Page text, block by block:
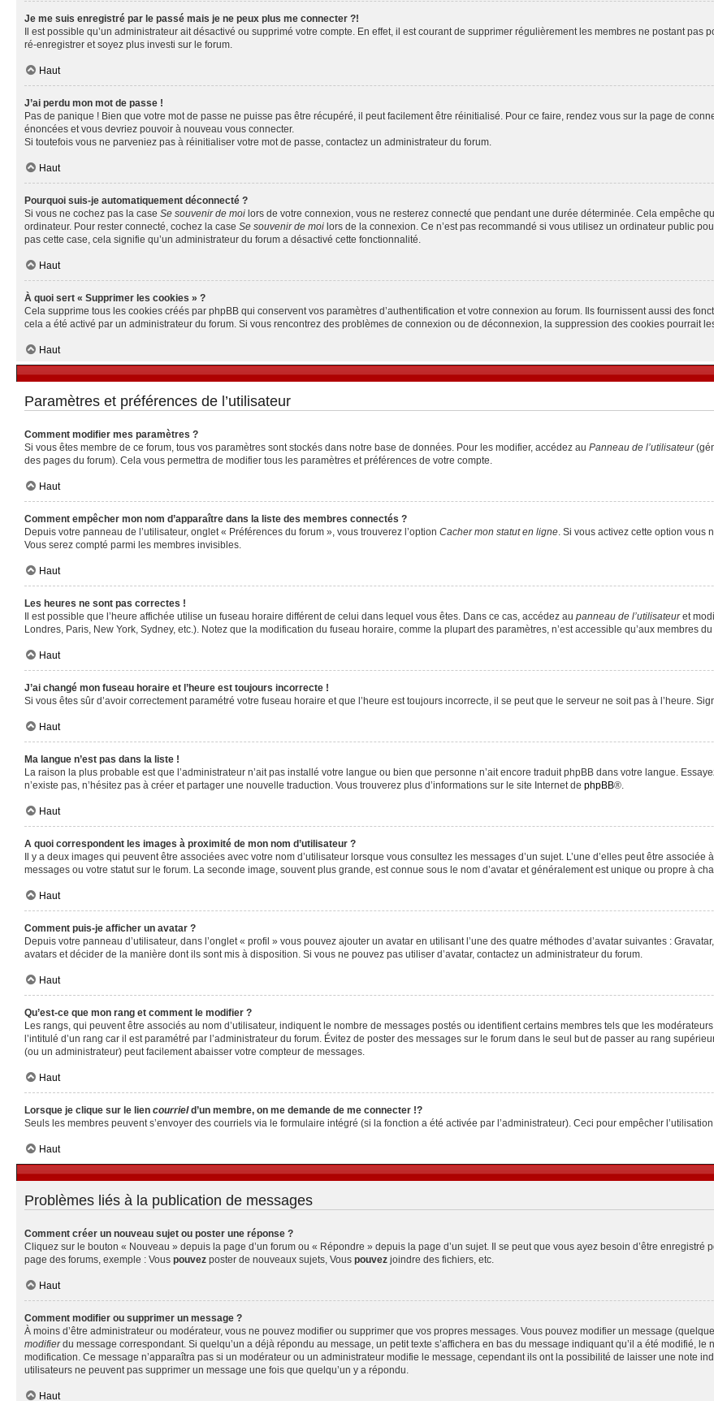
Je me suis enregistré par le passé mais je ne peux plus me connecter ?!
Il est possible qu’un administrateur ait désactivé ou supprimé votre compte. En effet, il est courant de supprimer régulièrement les membres ne postant
ré-enregistrer et soyez plus investi sur le forum.
Haut
J’ai perdu mon mot de passe !
Pas de panique ! Bien que votre mot de passe ne puisse pas être récupéré, il peut facilement être réinitialisé. Pour ce faire, rendez vous sur la page de
énoncées et vous devriez pouvoir à nouveau vous connecter.
Si toutefois vous ne parveniez pas à réinitialiser votre mot de passe, contactez un administrateur du forum.
Haut
Pourquoi suis-je automatiquement déconnecté ?
Si vous ne cochez pas la case Se souvenir de moi lors de votre connexion, vous ne resterez connecté que pendant une durée déterminée. Cela empêche
ordinateur. Pour rester connecté, cochez la case Se souvenir de moi lors de la connexion. Ce n’est pas recommandé si vous utilisez un ordinateur public
pas cette case, cela signifie qu’un administrateur du forum a désactivé cette fonctionnalité.
Haut
À quoi sert « Supprimer les cookies » ?
Cela supprime tous les cookies créés par phpBB qui conservent vos paramètres d’authentification et votre connexion au forum. Ils fournissent aussi des
cela a été activé par un administrateur du forum. Si vous rencontrez des problèmes de connexion ou de déconnexion, la suppression des cookies pourrait
Haut
Paramètres et préférences de l’utilisateur
Comment modifier mes paramètres ?
Si vous êtes membre de ce forum, tous vos paramètres sont stockés dans notre base de données. Pour les modifier, accédez au Panneau de l’utilisateur
des pages du forum). Cela vous permettra de modifier tous les paramètres et préférences de votre compte.
Haut
Comment empêcher mon nom d’apparaître dans la liste des membres connectés ?
Depuis votre panneau de l’utilisateur, onglet « Préférences du forum », vous trouverez l’option Cacher mon statut en ligne. Si vous activez cette option vous
Vous serez compté parmi les membres invisibles.
Haut
Les heures ne sont pas correctes !
Il est possible que l’heure affichée utilise un fuseau horaire différent de celui dans lequel vous êtes. Dans ce cas, accédez au panneau de l’utilisateuret
Londres, Paris, New York, Sydney, etc.). Notez que la modification du fuseau horaire, comme la plupart des paramètres, n’est accessible qu’aux membres
Haut
J’ai changé mon fuseau horaire et l’heure est toujours incorrecte !
Si vous êtes sûr d’avoir correctement paramétré votre fuseau horaire et que l’heure est toujours incorrecte, il se peut que le serveur ne soit pas à l’heure.
Haut
Ma langue n’est pas dans la liste !
La raison la plus probable est que l’administrateur n’ait pas installé votre langue ou bien que personne n’ait encore traduit phpBB dans votre langue.
n’existe pas, n’hésitez pas à créer et partager une nouvelle traduction. Vous trouverez plus d’informations sur le site Internet de phpBB®.
Haut
A quoi correspondent les images à proximité de mon nom d’utilisateur ?
Il y a deux images qui peuvent être associées avec votre nom d’utilisateur lorsque vous consultez les messages d’un sujet. L’une d’elles peut être
messages ou votre statut sur le forum. La seconde image, souvent plus grande, est connue sous le nom d’avatar et généralement est unique ou propre à
Haut
Comment puis-je afficher un avatar ?
Depuis votre panneau d’utilisateur, dans l’onglet « profil » vous pouvez ajouter un avatar en utilisant l’une des quatre méthodes d’avatar suivantes :
avatars et décider de la manière dont ils sont mis à disposition. Si vous ne pouvez pas utiliser d’avatar, contactez un administrateur du forum.
Haut
Qu’est-ce que mon rang et comment le modifier ?
Les rangs, qui peuvent être associés au nom d’utilisateur, indiquent le nombre de messages postés ou identifient certains membres tels que les
l’intitulé d’un rang car il est paramétré par l’administrateur du forum. Évitez de poster des messages sur le forum dans le seul but de passer au rang
(ou un administrateur) peut facilement abaisser votre compteur de messages.
Haut
Lorsque je clique sur le lien courrield’un membre, on me demande de me connecter !?
Seuls les membres peuvent s’envoyer des courriels via le formulaire intégré (si la fonction a été activée par l’administrateur). Ceci pour empêcher
Haut
Problèmes liés à la publication de messages
Comment créer un nouveau sujet ou poster une réponse ?
Cliquez sur le bouton « Nouveau » depuis la page d’un forum ou « Répondre » depuis la page d’un sujet. Il se peut que vous ayez besoin d’être
page des forums, exemple : Vous pouvez poster de nouveaux sujets, Vous pouvez joindre des fichiers, etc.
Haut
Comment modifier ou supprimer un message ?
À moins d’être administrateur ou modérateur, vous ne pouvez modifier ou supprimer que vos propres messages. Vous pouvez modifier un message
modifierdu message correspondant. Si quelqu’un a déjà répondu au message, un petit texte s’affichera en bas du message indiquant qu’il a été modifié,
modification. Ce message n’apparaîtra pas si un modérateur ou un administrateur modifie le message, cependant ils ont la possibilité de laisser une note
utilisateurs ne peuvent pas supprimer un message une fois que quelqu’un y a répondu.
Haut